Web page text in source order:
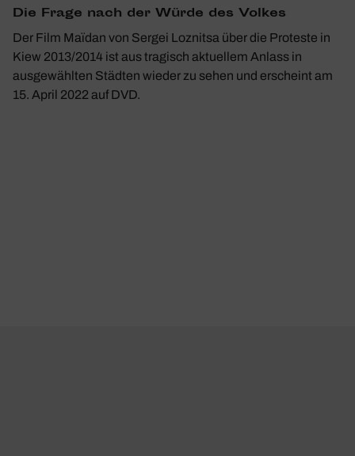
Die Frage nach der Würde des Volkes
Der Film Maïdan von Sergei Loznitsa über die Proteste in
Kiew 2013/2014 ist aus tragisch aktuellem Anlass in
ausgewählten Städten wieder zu sehen und erscheint am
15. April 2022 auf DVD.